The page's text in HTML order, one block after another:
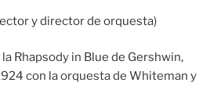
y director de orquesta)
Rhapsody in Blue de Gershwin,
con la orquesta de Whiteman y